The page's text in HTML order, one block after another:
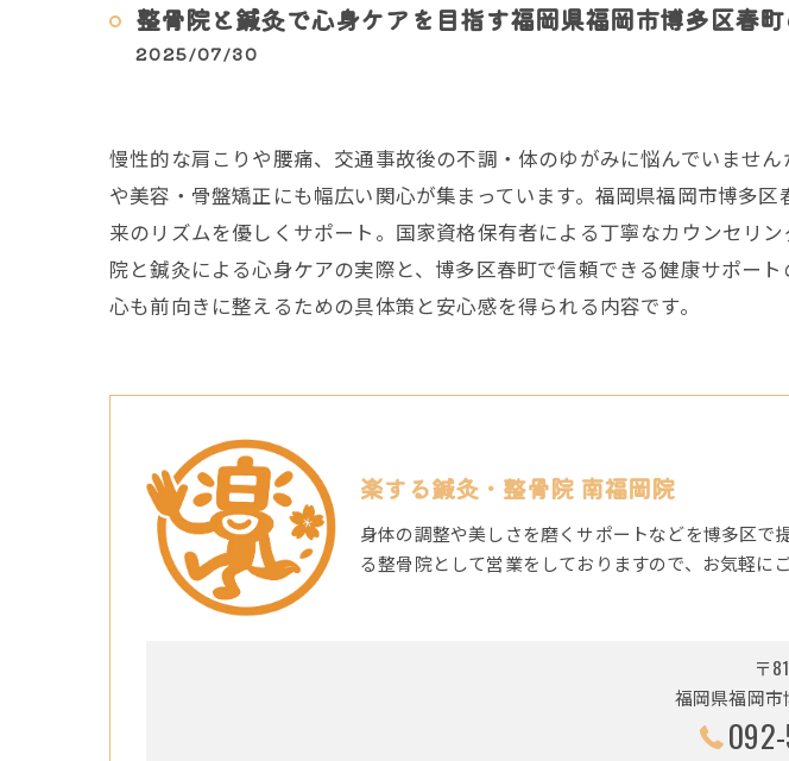
整骨院と鍼灸で心身ケアを目指す福岡県福岡市博多区春
2025/07/30
慢性的な肩こりや腰痛、交通事故後の不調・体のゆがみに悩んでいませ
や美容・骨盤矯正にも幅広い関心が集まっています。福岡県福岡市博多
来のリズムを優しくサポート。国家資格保有者による丁寧なカウンセリ
院と鍼灸による心身ケアの実際と、博多区春町で信頼できる健康サポー
心も前向きに整えるための具体策と安心感を得られる内容です。
楽する鍼灸・整骨院 南福岡院
身体の調整や美しさを磨くサポートなどを博多区
る整骨院として営業をしておりますので、お気軽に
〒
福岡県福岡市